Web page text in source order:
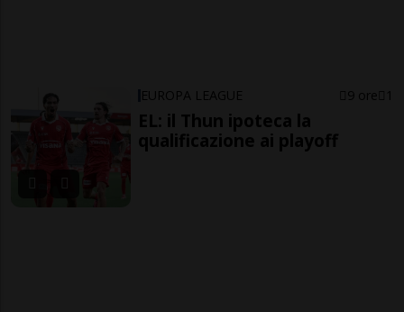
EUROPA LEAGUE 9 ore 1
EL: il Thun ipoteca la
qualificazione ai playoff